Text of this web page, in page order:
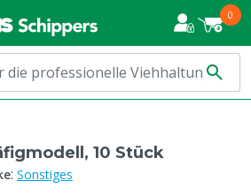
0
10 Stück
: Sonstiges